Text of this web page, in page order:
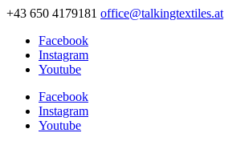
+43 650 4179181 office@talkingtextiles.at
Facebook
Instagram
Youtube
Facebook
Instagram
Youtube